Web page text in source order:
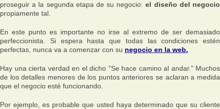
proseguir a la segunda etapa de su negocio:el diseño del negocio
propiamente tal.
En este punto es importante no irse al extremo de ser demasiado
perfeccionista. Si espera hasta que todas las condiciones estén
perfectas, nunca va a comenzar con su negocio en la web.
Hay una cierta verdad en el dicho "Se hace camino al andar." Muchos
de los detalles menores de los puntos anteriores se aclaran a medida
que el negocio esté funcionando.
Por ejemplo, es probable que usted haya determinado que su cliente